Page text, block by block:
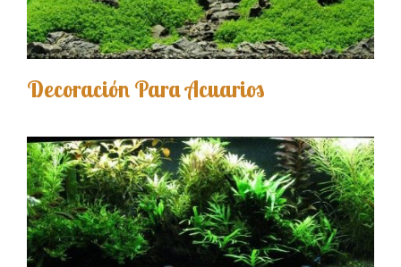
Decoración Para Acuarios